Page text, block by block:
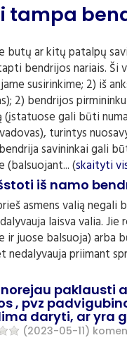
tampa
ar kitų patalpų
bendrijos nariais.
susirinkime; 2) iš
2) bendrijos
(įstatuose gali būti
turintys
savininkai gali
(balsuojant... (skaityti
iš namo
asmens valią
laisva valia.
ir juose balsuoja)
nedalyvauja priimant
norejau paklausti
, pvz
daryti, ar yra
(2023-05-11)